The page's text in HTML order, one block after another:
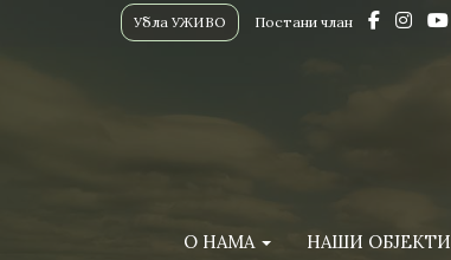
Убла УЖИВО Постани члан
О НАМА НАШИ ОБЈЕКТИ